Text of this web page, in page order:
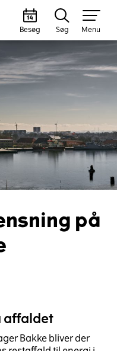
Besøg Søg Menu
på
affaldet
Bakke bliver der